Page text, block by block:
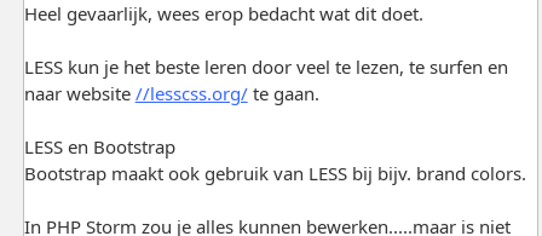
Heel gevaarlijk, wees erop bedacht wat dit doet.
LESS kun je het beste leren door veel te lezen, te surfen en
naar website //lesscss.org/te gaan.
LESS en Bootstrap
Bootstrap maakt ook gebruik van LESS bij bijv. brand colors.
In PHP Storm zou je alles kunnen bewerken.....maar is niet